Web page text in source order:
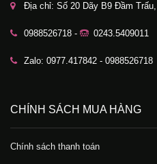
Địa chỉ: Số 20 Dãy B9 Đầm
0988526718 - 0243.5409011
Zalo: 0977.417842 - 0988526718
CHÍNH SÁCH MUA HÀNG
Chính sách thanh toán